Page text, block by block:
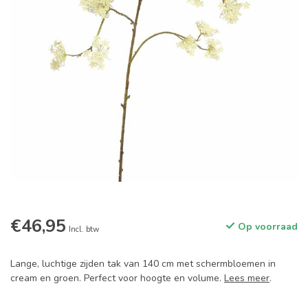
€46,95 Incl. btw Op voorraad
Lange, luchtige zijden tak van 140 cm met schermbloemen in
cream en groen. Perfect voor hoogte en volume. Lees meer.